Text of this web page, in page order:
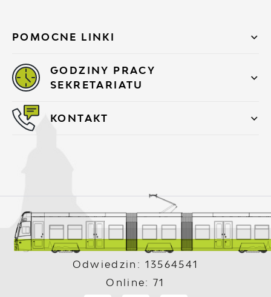
POMOCNE LINKI
GODZINY PRACY
SEKRETARIATU
KONTAKT
Odwiedzin: 13564541
Online: 71